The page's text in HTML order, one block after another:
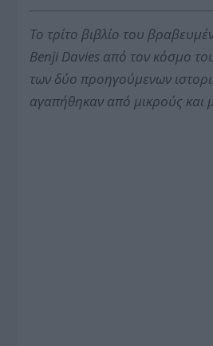
Το τρίτο βιβλίο του
Benji Davies από τον κόσμο
των δύο προηγούμενων
αγαπήθηκαν από μικρούς και